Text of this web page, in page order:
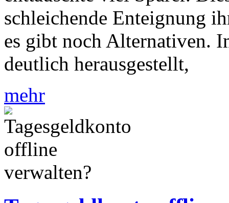
schleichende Enteignung
es gibt noch Alternativen.
deutlich herausgestellt,
mehr